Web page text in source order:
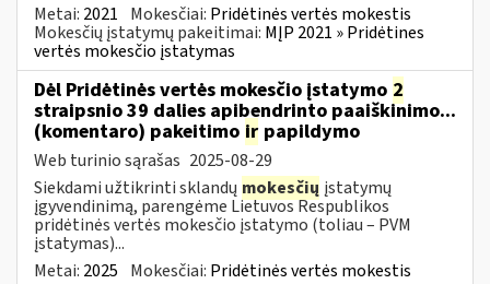
Metai: 2021 Mokesčiai: Pridėtinės vertės mokestis
Mokesčių įstatymų pakeitimai: MĮP 2021 » Pridėtines
vertės mokesčio įstatymas
Dėl Pridėtinės vertės mokesčio įstatymo 2
straipsnio 39 dalies apibendrinto paaiškinimo...
(komentaro) pakeitimo ir papildymo
Web turinio sąrašas 2025-08-29
Siekdami užtikrinti sklandų mokesčių įstatymų
įgyvendinimą, parengėme Lietuvos Respublikos
pridėtinės vertės mokesčio įstatymo (toliau – PVM
įstatymas)...
Metai: 2025 Mokesčiai: Pridėtinės vertės mokestis